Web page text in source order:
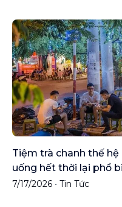
Tiệm trà chanh thế
uống hết thời lại phổ
7/17/2026 • Tin Tức